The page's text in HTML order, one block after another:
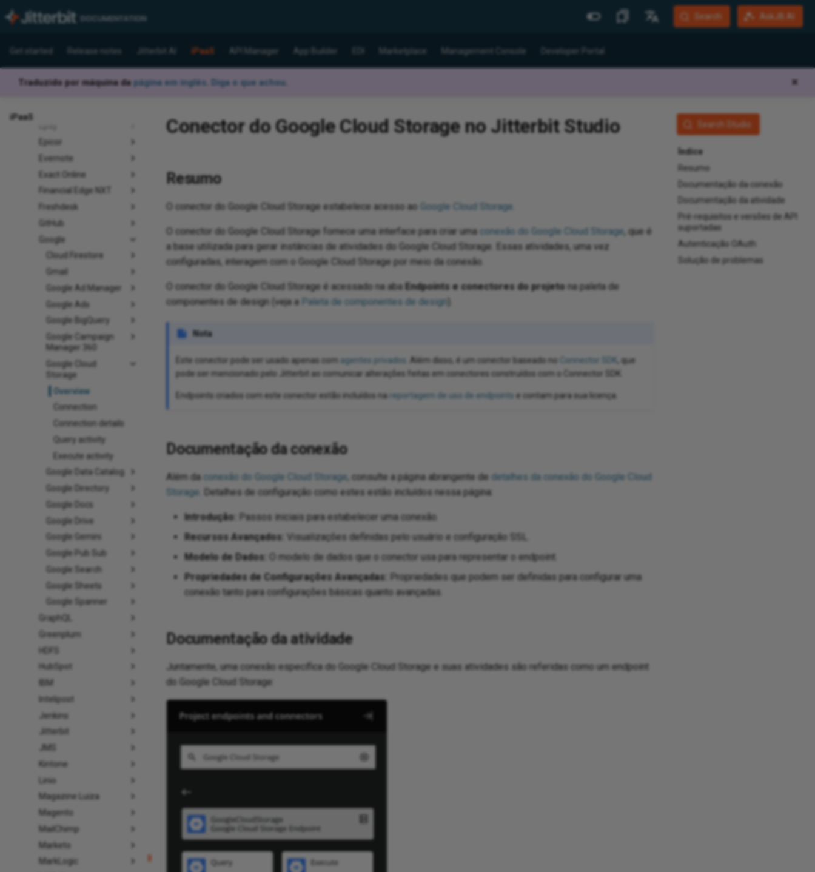
Mais Sites
Jitterbit Website
Developer Portal
Harmony Login
English
Español
Deutsch
Search AskJB AI
Get started Release notes Jitterbit AI iPaaS API Manager App Builder Marketplace Management Console Developer Portal
Traduzido por máquina da página em inglês Diga o que achou ✕
iPaaS
Couchbase
eBay Analytics
Epicor
Evernote
Exact Online
Financial Edge NXT
Freshdesk
GitHub
Google
Cloud Firestore
Gmail
Google Ad Manager
Google Ads
Google BigQuery
Google Campaign
Manager 360
Google Cloud
Storage
Overview
Connection
Connection details
Query activity
Execute activity
Google Data Catalog
Google Directory
Google Docs
Google Drive
Google Gemini
Google Pub Sub
Google Search
Google Sheets
Google Spanner
GraphQL
Greenplum
HDFS
HubSpot
IBM
Intelipost
Jenkins
Jitterbit
JMS
Kintone
Linio
Magazine Luiza
Magento
MailChimp
Marketo
MarkLogic
Search Studio
Índice
Resumo
Documentação da conexão
Documentação da atividade
Pré-requisitos e versões de API
suportadas
Autenticação OAuth
Solução de problemas
Conector do Google Cloud Storage no Jitterbit Studio
Resumo
O conector do Google Cloud Storage estabelece acesso ao Google Cloud Storage
O conector do Google Cloud Storage fornece uma interface para criar uma conexão do Google Cloud Storage , que é
a base utilizada para gerar instâncias de atividades do Google Cloud Storage. Essas atividades, uma vez
configuradas, interagem com o Google Cloud Storage por meio da conexão.
O conector do Google Cloud Storage é acessado na aba Endpoints e conectores do projeto na paleta de
componentes de design (veja a
Paleta de componentes de design
Nota
Este conector pode ser usado apenas com agentes privados . Além disso, é um conector baseado no Connector SDK
, que
pode ser mencionado pelo Jitterbit ao comunicar alterações feitas em conectores construídos com o Connector SDK.
Endpoints criados com este conector estão incluídos na reportagem de uso de endpoints e contam para sua licença.
Documentação da conexão
Além da conexão do Google Cloud Storage , consulte a página abrangente de detalhes da conexão do Google Cloud
Storage . Detalhes de configuração como estes estão incluídos nessa página:
Introdução:
Passos iniciais para estabelecer uma conexão.
Recursos Avançados: Visualizações definidas pelo usuário e configuração SSL.
Modelo de Dados:
O modelo de dados que o conector usa para representar o endpoint.
Propriedades de Configurações Avançadas:
Propriedades que podem ser definidas para configurar uma
conexão tanto para configurações básicas quanto avançadas.
Documentação da atividade
Juntamente, uma conexão específica do Google Cloud Storage e suas atividades são referidas como um endpoint
do Google Cloud Storage: